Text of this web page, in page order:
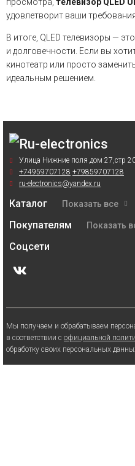
просмотра, телевизор QLED
удовлетворит ваши
В итоге, QLED телевизоры —
и долговечности. Если вы
кинотеатр или просто
идеальным решением.
Улица Нижние поля дом 27,стр
+74959707128 +79859707128
ru-electronics@yandex.ru
Каталог Показать все
Покупателям Показать
Соцсети
Мы получаем и обрабатываем
в соответствии с официальной
обработку своих персональных